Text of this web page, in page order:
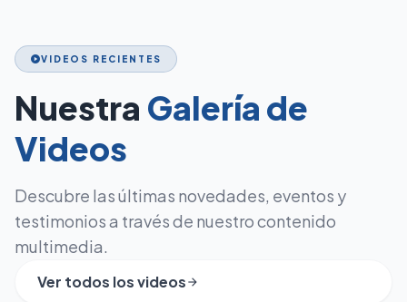
play_circleVIDEOS RECIENTES
Nuestra Galería de
Videos
Descubre las últimas novedades, eventos y
testimonios a través de nuestro contenido
multimedia.
Ver todos los videos arrow_forward